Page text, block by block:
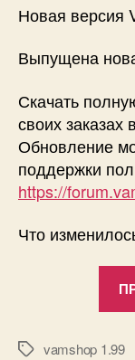
Новая версия
Выпущена
Скачать
своих заказах
Обновление
поддержки
https://
Что
Меткиvamshop 1.99